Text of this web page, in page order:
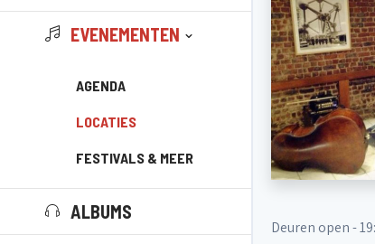
EVENEMENTEN
AGENDA
LOCATIES
FESTIVALS & MEER
ALBUMS
Deuren open -